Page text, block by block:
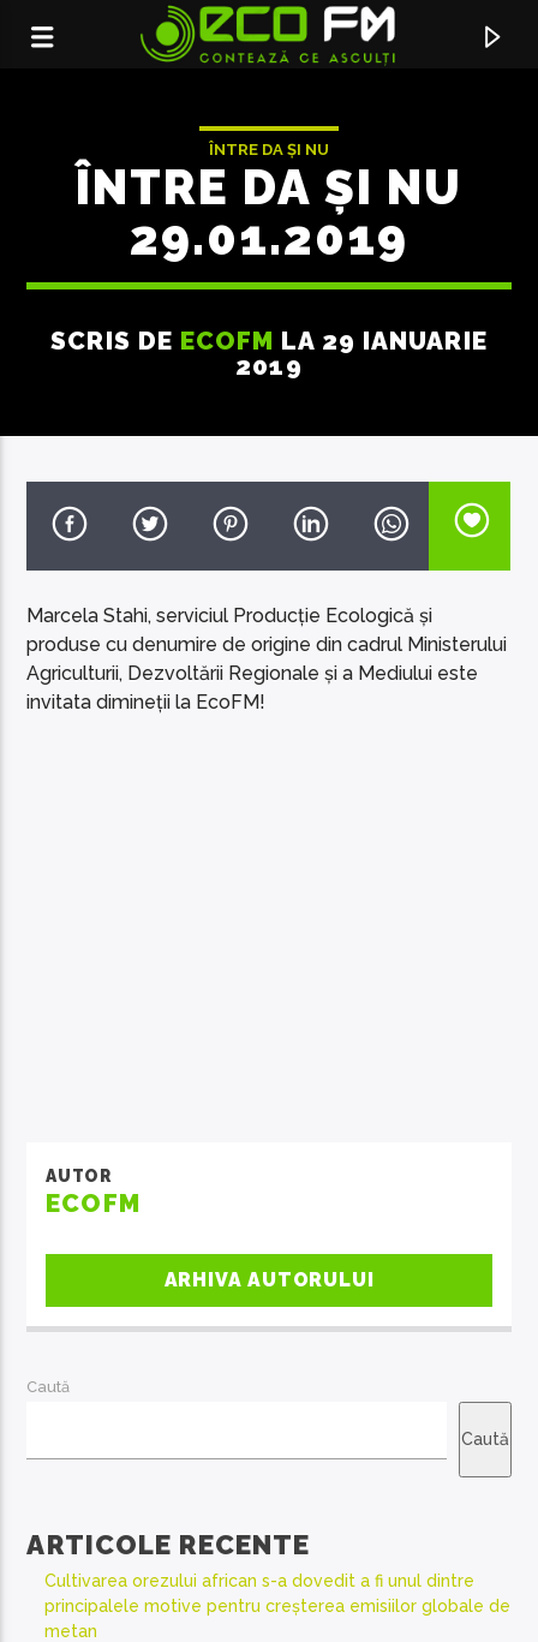
ALEXIA
EcoFM Chisinau
ÎNTRE DA ȘI NU
ÎNTRE DA ȘI NU
29.01.2019
SCRIS DE ECOFM LA 29 IANUARIE
2019
Marcela Stahi, serviciul Producție Ecologică și
produse cu denumire de origine din cadrul Ministerului
Agriculturii, Dezvoltării Regionale și a Mediului este
invitata dimineții la EcoFM!
AUTOR
ECOFM
ARHIVA AUTORULUI
Caută
Caută
ARTICOLE RECENTE
Cultivarea orezului african s-a dovedit a fi unul dintre
principalele motive pentru creșterea emisiilor globale de
metan